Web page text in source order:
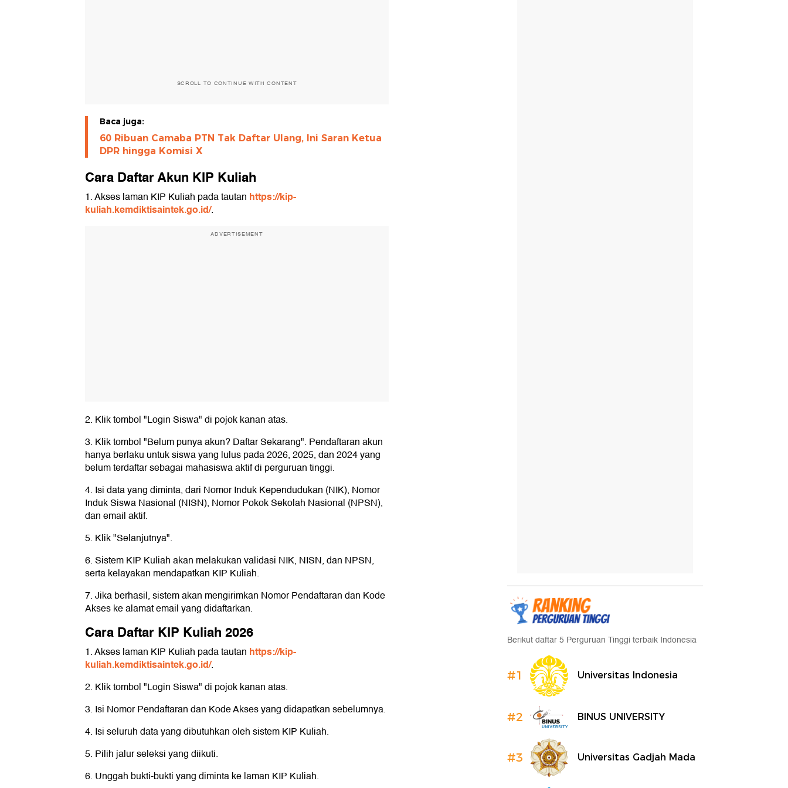
SCROLL TO CONTINUE WITH CONTENT
Baca juga:
60 Ribuan Camaba PTN Tak Daftar Ulang, Ini Saran Ketua
DPR hingga Komisi X
Cara Daftar Akun KIP Kuliah
1. Akses laman KIP Kuliah pada tautan https://kip-
kuliah.kemdiktisaintek.go.id/.
ADVERTISEMENT
2. Klik tombol "Login Siswa" di pojok kanan atas.
3. Klik tombol "Belum punya akun? Daftar Sekarang". Pendaftaran akun
hanya berlaku untuk siswa yang lulus pada 2026, 2025, dan 2024 yang
belum terdaftar sebagai mahasiswa aktif di perguruan tinggi.
4. Isi data yang diminta, dari Nomor Induk Kependudukan (NIK), Nomor
Induk Siswa Nasional (NISN), Nomor Pokok Sekolah Nasional (NPSN),
dan email aktif.
5. Klik "Selanjutnya".
6. Sistem KIP Kuliah akan melakukan validasi NIK, NISN, dan NPSN,
serta kelayakan mendapatkan KIP Kuliah.
7. Jika berhasil, sistem akan mengirimkan Nomor Pendaftaran dan Kode
Akses ke alamat email yang didaftarkan.
Cara Daftar KIP Kuliah 2026
1. Akses laman KIP Kuliah pada tautan https://kip-
kuliah.kemdiktisaintek.go.id/.
2. Klik tombol "Login Siswa" di pojok kanan atas.
3. Isi Nomor Pendaftaran dan Kode Akses yang didapatkan sebelumnya.
4. Isi seluruh data yang dibutuhkan oleh sistem KIP Kuliah.
5. Pilih jalur seleksi yang diikuti.
6. Unggah bukti-bukti yang diminta ke laman KIP Kuliah.
Berikut daftar 5 Perguruan Tinggi terbaik Indonesia
#1 Universitas Indonesia
#2 BINUS UNIVERSITY
#3 Universitas Gadjah Mada